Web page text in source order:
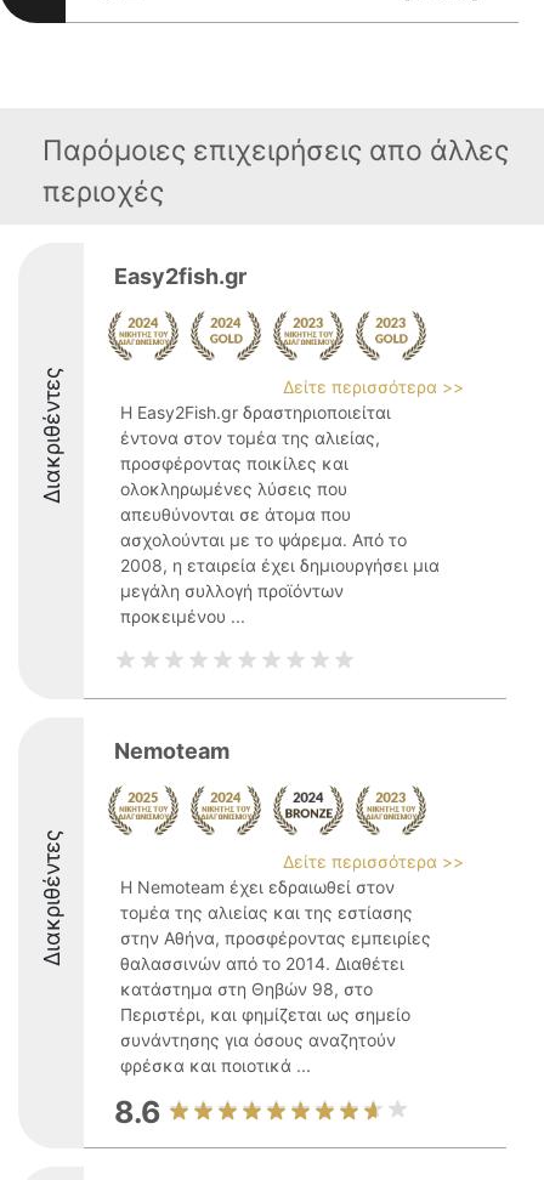
Παρόμοιες επιχειρήσεις απο άλλες
περιοχές
Διακριθέντες
Easy2fish.gr
Δείτε περισσότερα >>
Η Easy2Fish.gr δραστηριοποιείται
έντονα στον τομέα της αλιείας,
προσφέροντας ποικίλες και
ολοκληρωμένες λύσεις που
απευθύνονται σε άτομα που
ασχολούνται με το ψάρεμα. Από το
2008, η εταιρεία έχει δημιουργήσει μια
μεγάλη συλλογή προϊόντων
προκειμένου ...
Διακριθέντες
Nemoteam
Δείτε περισσότερα >>
Η Nemoteam έχει εδραιωθεί στον
τομέα της αλιείας και της εστίασης
στην Αθήνα, προσφέροντας εμπειρίες
θαλασσινών από το 2014. Διαθέτει
κατάστημα στη Θηβών 98, στο
Περιστέρι, και φημίζεται ως σημείο
συνάντησης για όσους αναζητούν
φρέσκα και ποιοτικά ...
8.6